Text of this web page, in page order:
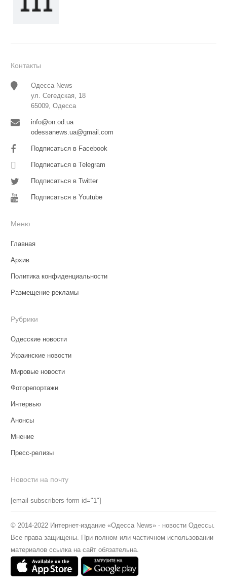
Контакты
Одесса News
ул. Сегедская, 18
65009, Одесса
info@on.od.ua
odessanews.ua@gmail.com
Подписаться в Facebook
Подписаться в Telegram
Подписаться в Twitter
Подписаться в Youtube
Меню
Главная
Архив
Политика конфиденциальности
Размещение рекламы
Рубрики
Одесские новости
Украинские новости
Мировые новости
Фоторепортажи
Интервью
Анонсы
Мнение
Пресс-релизы
Новости на почту
[email-subscribers-form id="1"]
© 2014-2022 Интернет-издание «Одесса News» - новости Одессы.
Все права защищены. При полном или частичном использовании
материалов ссылка на сайт обязательна.